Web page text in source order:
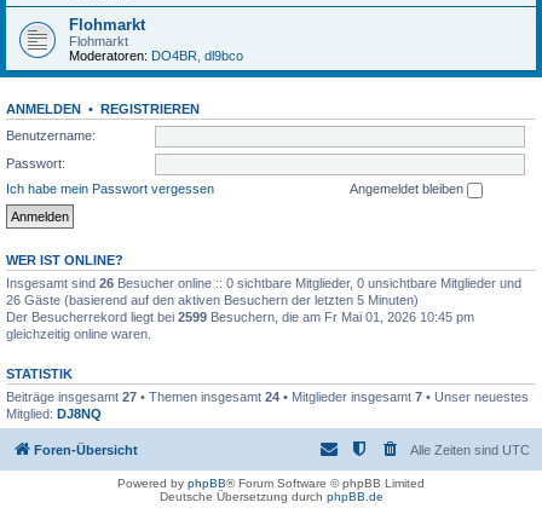
Flohmarkt
Flohmarkt
Moderatoren: DO4BR dl9bco
ANMELDEN • REGISTRIEREN
Benutzername:
Passwort:
Ich habe mein Passwort vergessen
Angemeldet bleiben
WER IST ONLINE?
Insgesamt sind 26 Besucher online :: 0 sichtbare Mitglieder, 0 unsichtbare Mitglieder und
26 Gäste (basierend auf den aktiven Besuchern der letzten 5 Minuten)
Der Besucherrekord liegt bei 2599 Besuchern, die am Fr Mai 01, 2026 10:45 pm
gleichzeitig online waren.
STATISTIK
Beiträge insgesamt 27 • Themen insgesamt 24 • Mitglieder insgesamt 7 • Unser neuestes
Mitglied: DJ8NQ
Foren-Übersicht Alle Zeiten sind UTC
Powered by phpBB® Forum Software © phpBB Limited
Deutsche Übersetzung durch phpBB.de